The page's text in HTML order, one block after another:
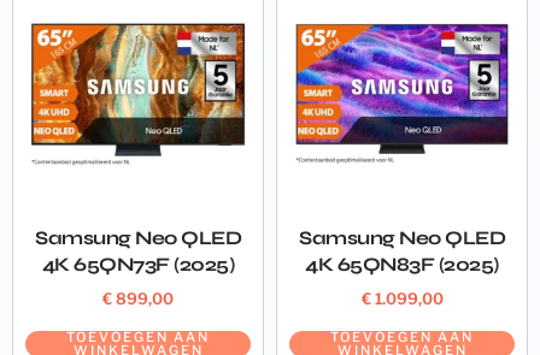
Samsung Neo QLED
4K 65QN73F (2025)
€899,00
TOEVOEGEN AAN
WINKELWAGEN
Samsung Neo QLED
4K 65QN83F (2025)
€1.099,00
TOEVOEGEN AAN
WINKELWAGEN